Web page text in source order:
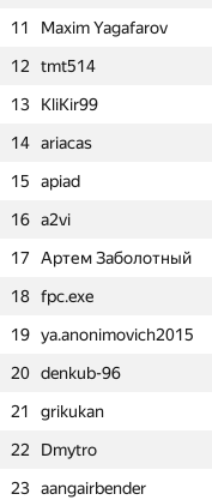
11
Maxim Yagafarov
12
tmt514
13
KliKir99
14 ariacas
15
apiad
16 a2vi
17
Артем Заболотный
18 fpc.exe
19 ya.anonimovich2015
20 denkub-96
21
grikukan
22
Dmytro
23 aangairbender
Участник